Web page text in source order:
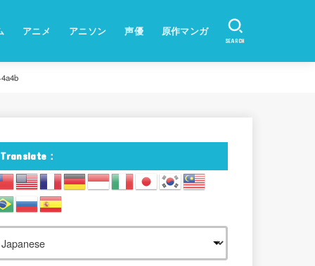
アニメ アニソン 声優 原作マンガ
SEARCH
Translate：